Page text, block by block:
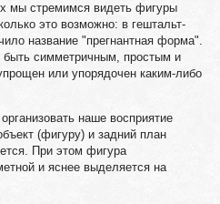
мы стремимся видеть фигуры
это возможно: в гештальт-
название "прегнантная форма".
быть симметричным, простым и
или упорядочен каким-либо
наше восприятие
(фигуру) и задний план
При этом фигура
и яснее выделяется на